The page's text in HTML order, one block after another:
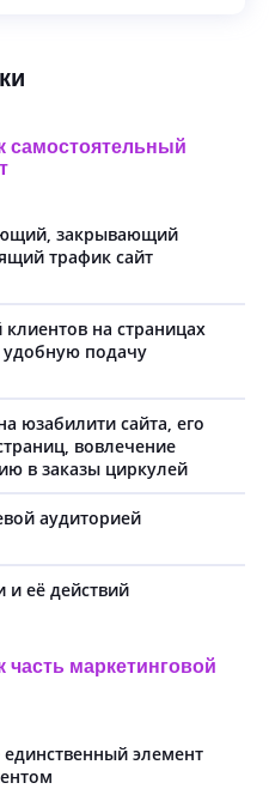
самостоятельный
закрывающий
трафик сайт
на страницах
удобную подачу
юзабилити сайта, его
вовлечение
в заказы циркулей
аудиторией
её действий
часть маркетинговой
элемент